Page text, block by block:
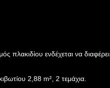
πλακιδίου ενδέχεται να διαφέρει
2,88 m², 2 τεμάχια.